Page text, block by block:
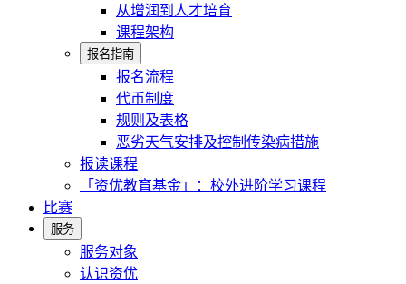
从增润到人才培育
课程架构
报名指南
报名流程
代币制度
规则及表格
恶劣天气安排及控制传染病措施
报读课程
「资优教育基金」：校外进阶学习课程
比赛
服务
服务对象
认识资优